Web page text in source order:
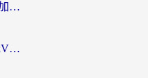
美国看世界杯总卡？这篇回国加速器指南帮你无缝刷国内资源（附苹果手机VPN设置步骤）
穿梭VPN好用吗？和FlashBackVPN对比哪个回国效果更好？